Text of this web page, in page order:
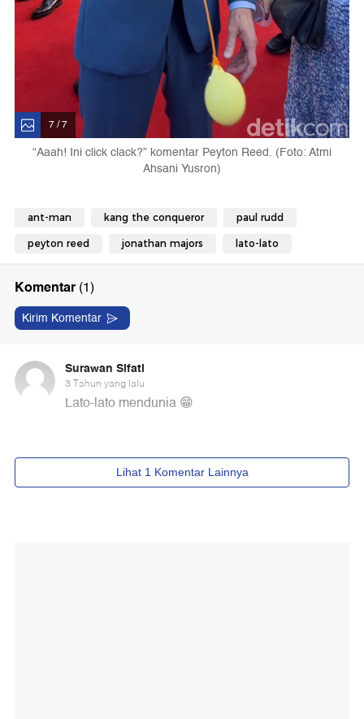
7 / 7
“Aaah! Ini click clack?” komentar Peyton Reed. (Foto: Atmi
Ahsani Yusron)
ant-man kang the conqueror paul rudd
peyton reed jonathan majors lato-lato